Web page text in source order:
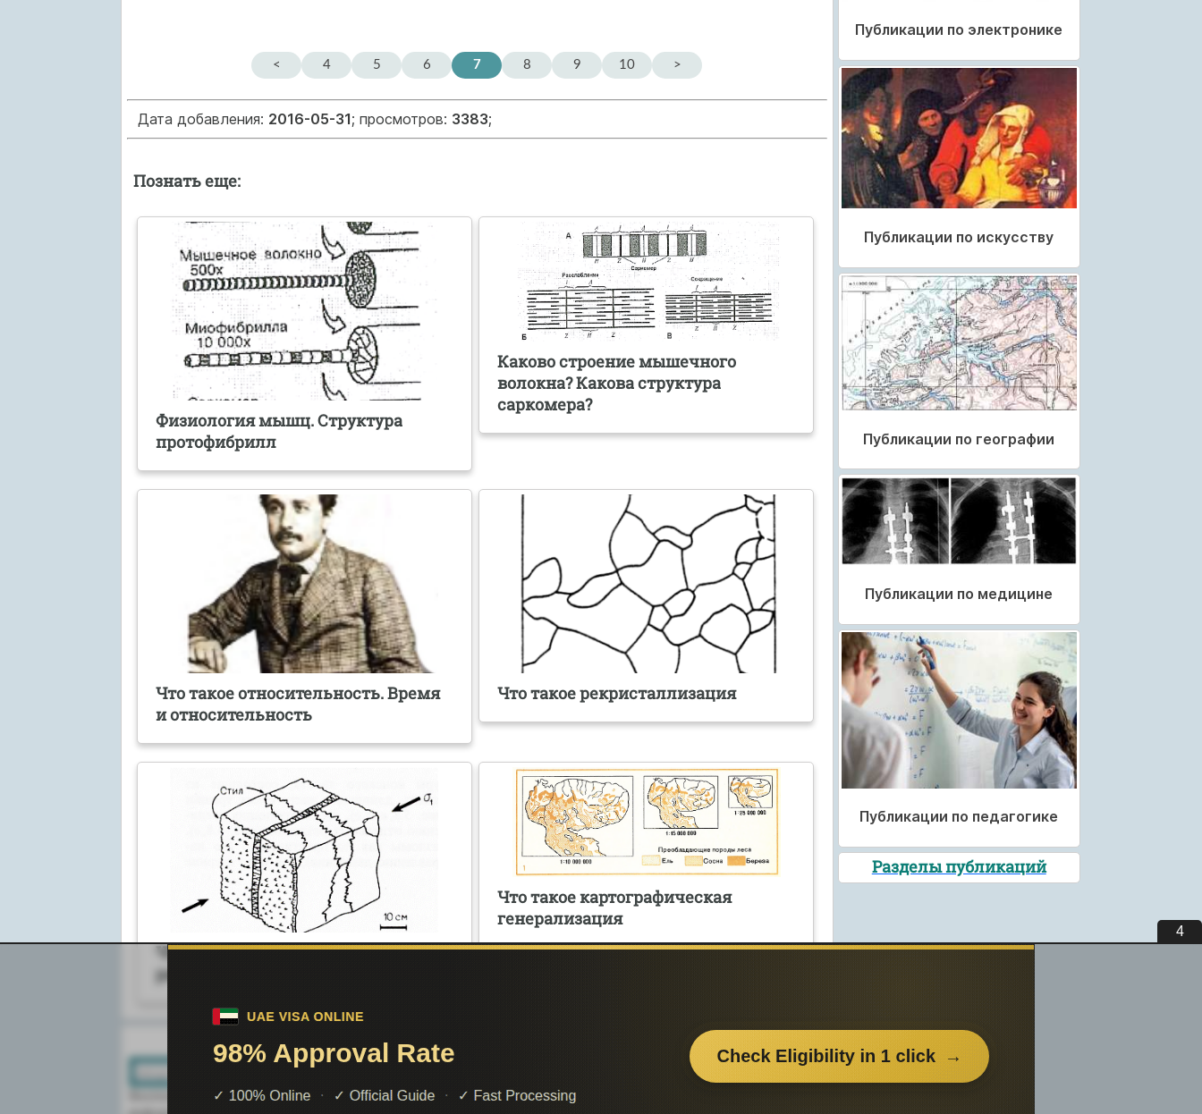
< 4 5 6 7 8 9 10 >
Дата добавления: 2016-05-31; просмотров: 3383;
Познать еще:
Физиология мышц. Структура
протофибрилл
Каково строение мышечного
волокна? Какова структура
саркомера?
Что такое относительность. Время
и относительность
Что такое рекристаллизация
Что такое стилолитовые трещины и
разломы
Что такое картографическая
генерализация
Публикации по электронике
Публикации по искусству
Публикации по географии
Публикации по медицине
Публикации по педагогике
Разделы публикаций
Поиск по сайту:
Воспользовавшись поиском можно найти нужную
Поделитесь с друзьями:
Считаете данную информацию полезной, добавьте
сайт познайка в закладки и расскажите о нем
друзьям в соц. сетях.
3